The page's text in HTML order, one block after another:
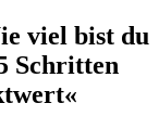
viel bist du
Schritten